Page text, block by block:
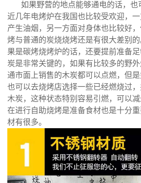
如果野营的地点能够通电的话，也
近几年电烤炉在我国也比较受欢迎，
产生油烟，另一方面对身体也比较好
烤与普通的炭烧烧烤还是有很大差别
果是碳烤烧烤炉的话，还要提前准备
炭是非常关键的，如果有比较多的野
通市面上销售的木炭都可以点燃，但是
也可以去烧烤店选择一些已经燃烧过
木炭，这种状态特别容易引燃，可以减
在进行自助烧烤是准备食材也是十分
材有很多。